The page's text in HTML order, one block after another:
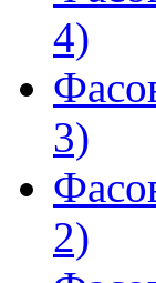
4)
3)
2)